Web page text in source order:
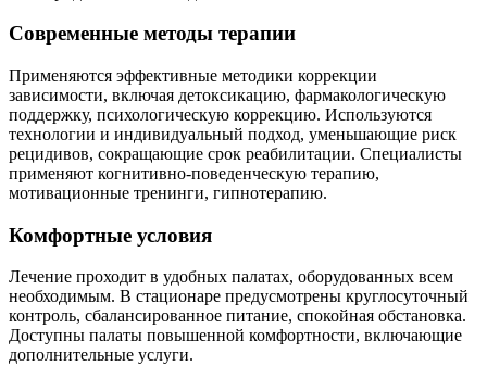
Современные методы терапии
Применяются эффективные методики коррекции
зависимости, включая детоксикацию, фармакологическую
поддержку, психологическую коррекцию. Используются
технологии и индивидуальный подход, уменьшающие риск
рецидивов, сокращающие срок реабилитации. Специалисты
применяют когнитивно-поведенческую терапию,
мотивационные тренинги, гипнотерапию.
Комфортные условия
Лечение проходит в удобных палатах, оборудованных всем
необходимым. В стационаре предусмотрены круглосуточный
контроль, сбалансированное питание, спокойная обстановка.
Доступны палаты повышенной комфортности, включающие
дополнительные услуги.